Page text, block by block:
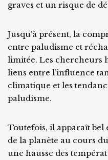
graves et un risque de
Jusqu’à présent, la
entre paludisme et
limitée. Les chercheurs
liens entre l’influence
climatique et les
paludisme.
Toutefois, il apparaît bel
de la planète au cours
une hausse des